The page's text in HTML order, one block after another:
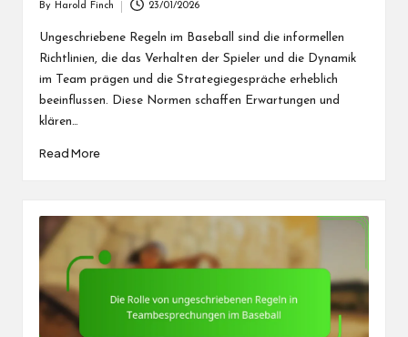
by
By Harold Finch 23/01/2026
Ungeschriebene Regeln im Baseball sind die informellen
Richtlinien, die das Verhalten der Spieler und die Dynamik
im Team prägen und die Strategiegespräche erheblich
beeinflussen. Diese Normen schaffen Erwartungen und
klären…
Read More